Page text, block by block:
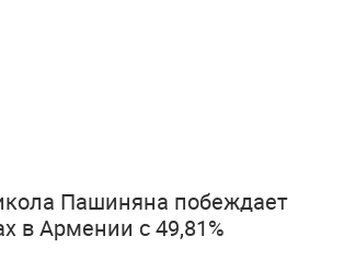
Пашиняна побеждает
в Армении с 49,81%